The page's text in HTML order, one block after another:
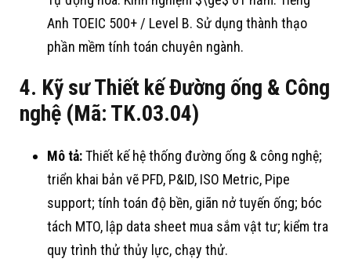
Anh TOEIC 500+ / Level B. Sử dụng thành thạo
phần mềm tính toán chuyên ngành.
4. Kỹ sư Thiết kế Đường ống & Công
nghệ (Mã: TK.03.04)
Mô tả:Thiết kế hệ thống đường ống & công nghệ;
triển khai bản vẽ PFD, P&ID, ISO Metric, Pipe
support; tính toán độ bền, giãn nở tuyến ống; bóc
tách MTO, lập data sheet mua sắm vật tư; kiểm tra
quy trình thử thủy lực, chạy thử.